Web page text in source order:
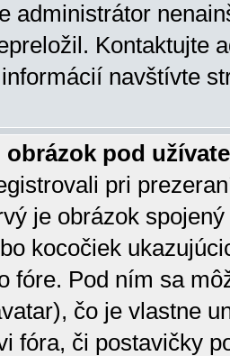
administrátor
Kontaktujte
navštívte
obrázok pod
pri
je obrázok
kocočiek
fóre. Pod ním sa
čo je vlastne
fóra, či postavičky